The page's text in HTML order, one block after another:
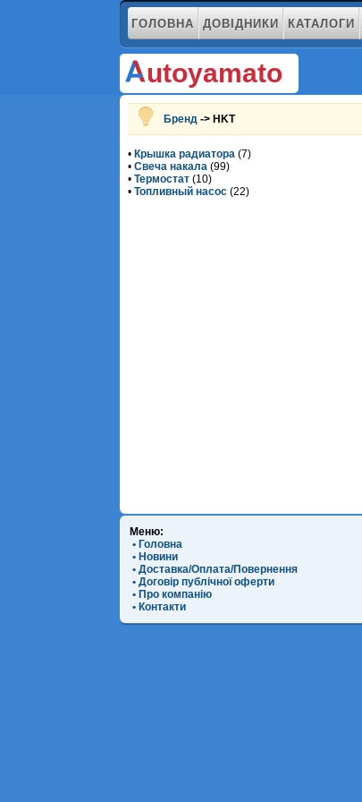
ГОЛОВНА ДОВІДНИКИ КАТАЛОГИ
utoyamato
Бренд -> HKT
• Крышка радиатора (7)
•Свеча накала (99)
•Термостат (10)
•Топливный насос (22)
Меню:
• Головна
• Новини
• Доставка/Оплата/Повернення
• Договір публічної оферти
• Про компанію
• Контакти